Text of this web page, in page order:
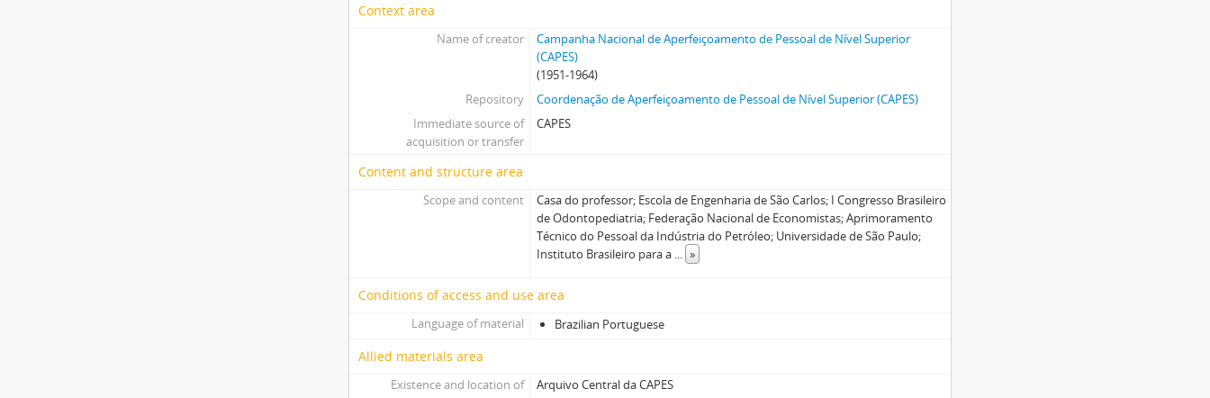
Context area
Name of creator
Campanha Nacional de Aperfeiçoamento de Pessoal de Nível Superior
(CAPES)
(1951-1964)
Repository
Coordenação de Aperfeiçoamento de Pessoal de Nível Superior (CAPES)
Immediate source of
acquisition or transfer
CAPES
Content and structure area
Scope and content
Casa do professor; Escola de Engenharia de São Carlos; I Congresso Brasileiro
de Odontopediatria; Federação Nacional de Economistas; Aprimoramento
Técnico do Pessoal da Indústria do Petróleo; Universidade de São Paulo;
Instituto Brasileiro para a ... »
Conditions of access and use area
Language of material Brazilian Portuguese
Allied materials area
Existence and location of
Arquivo Central da CAPES